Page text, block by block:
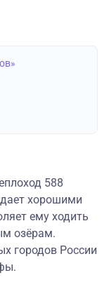
588
хорошими
ему ходить
озёрам.
городов России